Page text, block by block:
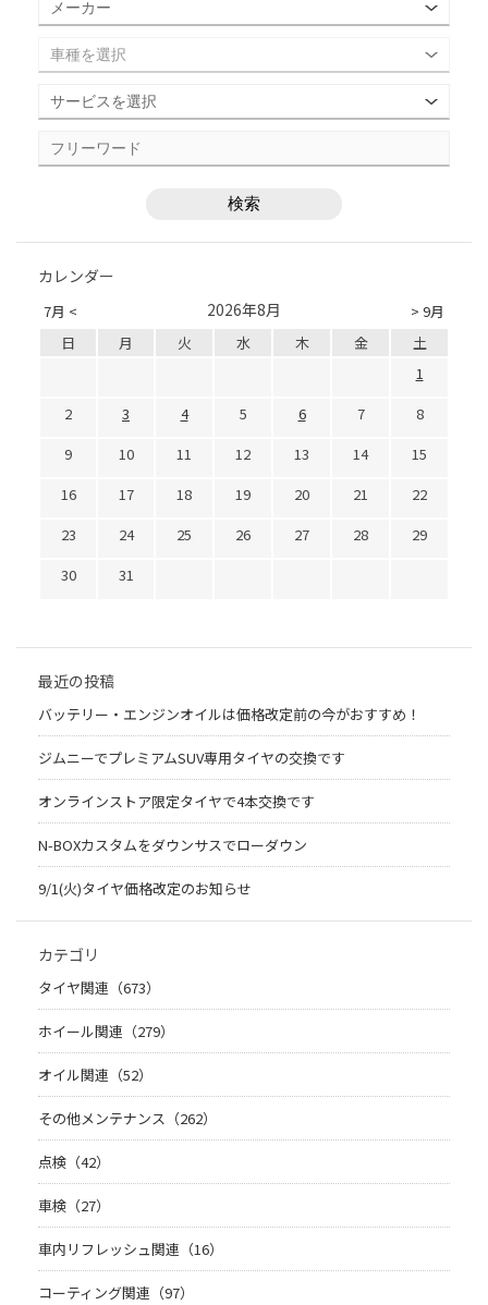
カレンダー
7月 < > 9月
2026年8月
日 月 火 水 木 金
土
1
2
3 4 5 6 7
8
9
10 11 12 13 14
15
16
17 18 19 20 21
22
23
24 25 26 27 28
29
30
31
最近の投稿
バッテリー・エンジンオイルは価格改定前の今がおすすめ！
ジムニーでプレミアムSUV専用タイヤの交換です
オンラインストア限定タイヤで4本交換です
N-BOXカスタムをダウンサスでローダウン
9/1(火)タイヤ価格改定のお知らせ
カテゴリ
タイヤ関連（673）
ホイール関連（279）
オイル関連（52）
その他メンテナンス（262）
点検（42）
車検（27）
車内リフレッシュ関連（16）
コーティング関連（97）